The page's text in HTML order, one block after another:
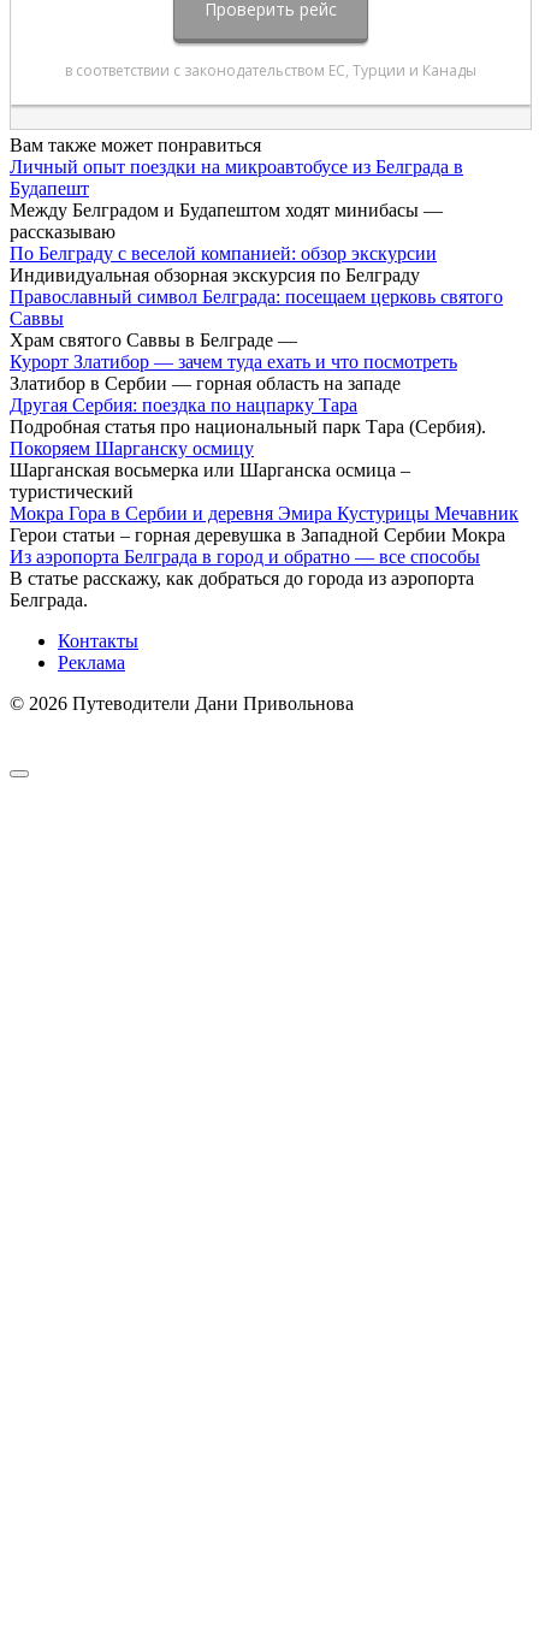
Вам также может понравиться
Личный опыт поездки на микроавтобусе из Белграда в
Будапешт
Между Белградом и Будапештом ходят минибасы —
рассказываю
По Белграду с веселой компанией: обзор экскурсии
Индивидуальная обзорная экскурсия по Белграду
Православный символ Белграда: посещаем церковь святого
Саввы
Храм святого Саввы в Белграде —
Курорт Златибор — зачем туда ехать и что посмотреть
Златибор в Сербии — горная область на западе
Другая Сербия: поездка по нацпарку Тара
Подробная статья про национальный парк Тара (Сербия).
Покоряем Шарганску осмицу
Шарганская восьмерка или Шарганска осмица –
туристический
Мокра Гора в Сербии и деревня Эмира Кустурицы Мечавник
Герои статьи – горная деревушка в Западной Сербии Мокра
Из аэропорта Белграда в город и обратно — все способы
В статье расскажу, как добраться до города из аэропорта
Белграда.
Контакты
Реклама
© 2026 Путеводители Дани Привольнова